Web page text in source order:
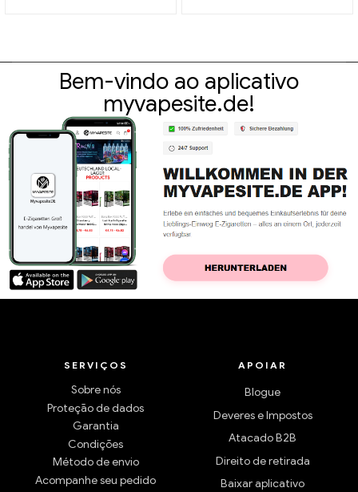
Bem-vindo ao aplicativo
myvapesite.de!
SERVIÇOS
Sobre nós
Proteção de dados
Garantia
Condições
Método de envio
Acompanhe seu pedido
APOIAR
Blogue
Deveres e Impostos
Atacado B2B
Direito de retirada
Baixar aplicativo